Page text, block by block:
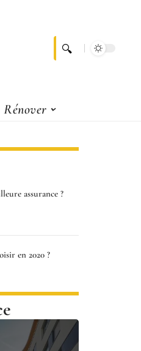
Rénover
assurance ?
en 2020 ?